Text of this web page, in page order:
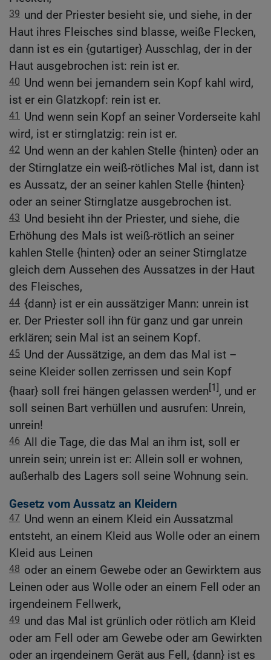
39 und der Priester besieht sie, und siehe, in der
Haut ihres Fleisches sind blasse, weiße Flecken,
dann ist es ein {gutartiger} Ausschlag, der in der
Haut ausgebrochen ist: rein ist er.
40 Und wenn bei jemandem sein Kopf kahl wird,
ist er ein Glatzkopf: rein ist er.
41 Und wenn sein Kopf an seiner Vorderseite kahl
wird, ist er stirnglatzig: rein ist er.
42 Und wenn an der kahlen Stelle {hinten} oder an
der Stirnglatze ein weiß-rötliches Mal ist, dann ist
es Aussatz, der an seiner kahlen Stelle {hinten}
oder an seiner Stirnglatze ausgebrochen ist.
43 Und besieht ihn der Priester, und siehe, die
Erhöhung des Mals ist weiß-rötlich an seiner
kahlen Stelle {hinten} oder an seiner Stirnglatze
gleich dem Aussehen des Aussatzes in der Haut
des Fleisches,
44 {dann} ist er ein aussätziger Mann: unrein ist
er. Der Priester soll ihn für ganz und gar unrein
erklären; sein Mal ist an seinem Kopf.
45 Und der Aussätzige, an dem das Mal ist –
seine Kleider sollen zerrissen und sein Kopf
{haar} soll frei hängen gelassen werden[1], und er
soll seinen Bart verhüllen und ausrufen: Unrein,
unrein!
46 All die Tage, die das Mal an ihm ist, soll er
unrein sein; unrein ist er: Allein soll er wohnen,
außerhalb des Lagers soll seine Wohnung sein.
Gesetz vom Aussatz an Kleidern
47 Und wenn an einem Kleid ein Aussatzmal
entsteht, an einem Kleid aus Wolle oder an einem
Kleid aus Leinen
48 oder an einem Gewebe oder an Gewirktem aus
Leinen oder aus Wolle oder an einem Fell oder an
irgendeinem Fellwerk,
49 und das Mal ist grünlich oder rötlich am Kleid
oder am Fell oder am Gewebe oder am Gewirkten
oder an irgendeinem Gerät aus Fell, {dann} ist es